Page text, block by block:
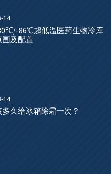
14
86℃超低温医药生物冷库
围及配置
14
久给冰箱除霜一次？